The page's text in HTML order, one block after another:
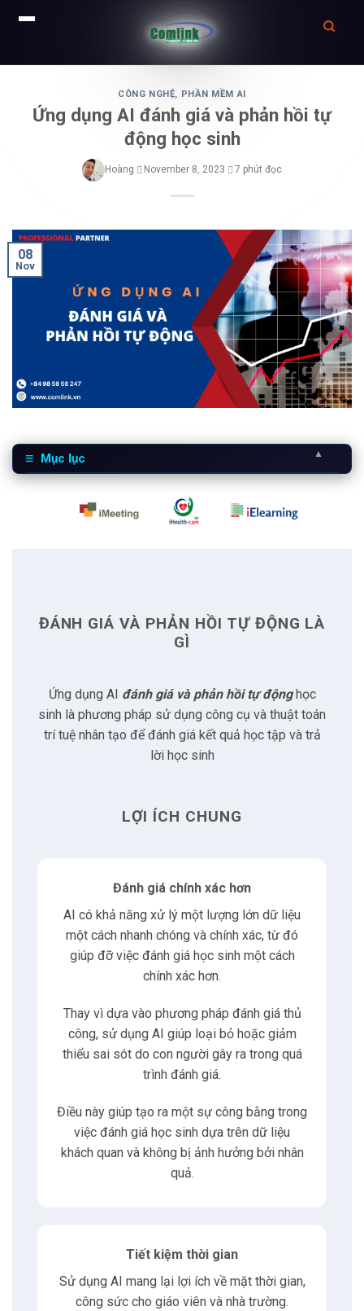
content
CÔNG NGHỆ, PHẦN MỀM AI
Ứng dụng AI đánh giá và phản hồi tự
động học sinh
Hoàng November 8, 2023 7 phút đọc
08
Nov
Mục lục ▲
Đánh giá và phản hồi tự động là gì
2.3 Khả năng đánh giá toàn diện
2.4 Hỗ trợ học sinh tức thì
Xem nhẹ kỹ năng thực hành
3.3 Không tạo được động lực
Không phản ánh đầy đủ
Phương pháp dùng AI để đánh giá
4.1 Phân tích dữ liệu
4.2 Hệ thống đánh giá tự động
4.3 Phân tích hành vi học tập
Tạo ra bài tập cá nhân hóa
Hỗ trợ giáo viên
ĐÁNH GIÁ VÀ PHẢN HỒI TỰ ĐỘNG LÀ
GÌ
Ứng dụng AI đánh giá và phản hồi tự độnghọc
sinh là phương pháp sử dụng công cụ và thuật toán
trí tuệ nhân tạo để đánh giá kết quả học tập và trả
lời học sinh
LỢI ÍCH CHUNG
Đánh giá chính xác hơn
AI có khả năng xử lý một lượng lớn dữ liệu
một cách nhanh chóng và chính xác, từ đó
giúp đỡ việc đánh giá học sinh một cách
chính xác hơn.
Thay vì dựa vào phương pháp đánh giá thủ
công, sử dụng AI giúp loại bỏ hoặc giảm
thiểu sai sót do con người gây ra trong quá
trình đánh giá.
Điều này giúp tạo ra một sự công bằng trong
việc đánh giá học sinh dựa trên dữ liệu
khách quan và không bị ảnh hưởng bởi nhân
quả.
Tiết kiệm thời gian
Sử dụng AI mang lại lợi ích về mặt thời gian,
công sức cho giáo viên và nhà trường.